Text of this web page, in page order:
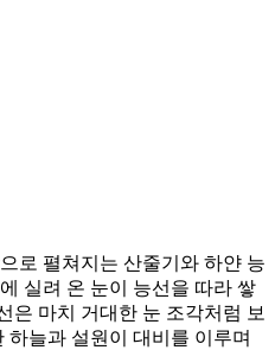
로 펼쳐지는 산줄기와 하얀 능
실려 온 눈이 능선을 따라 쌓
은 마치 거대한 눈 조각처럼 보
하늘과 설원이 대비를 이루며